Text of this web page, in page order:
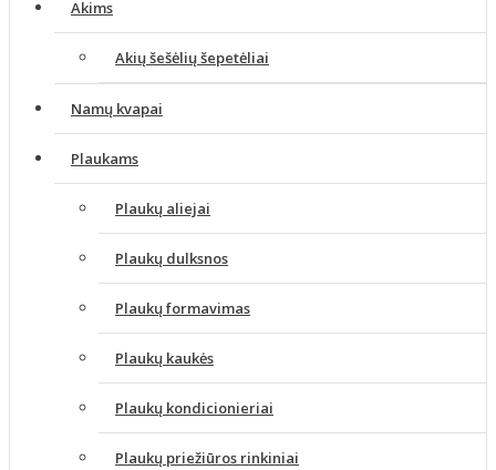
Akims
Akių šešėlių šepetėliai
Namų kvapai
Plaukams
Plaukų aliejai
Plaukų dulksnos
Plaukų formavimas
Plaukų kaukės
Plaukų kondicionieriai
Plaukų priežiūros rinkiniai